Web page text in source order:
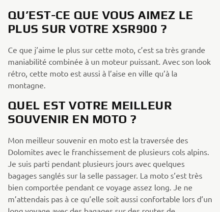
QU’EST-CE QUE VOUS AIMEZ LE
PLUS SUR VOTRE XSR900 ?
Ce que j’aime le plus sur cette moto, c’est sa très grande
maniabilité combinée à un moteur puissant. Avec son look
rétro, cette moto est aussi à l’aise en ville qu’à la
montagne.
QUEL EST VOTRE MEILLEUR
SOUVENIR EN MOTO ?
Mon meilleur souvenir en moto est la traversée des
Dolomites avec le franchissement de plusieurs cols alpins.
Je suis parti pendant plusieurs jours avec quelques
bagages sanglés sur la selle passager. La moto s’est très
bien comportée pendant ce voyage assez long. Je ne
m’attendais pas à ce qu’elle soit aussi confortable lors d’un